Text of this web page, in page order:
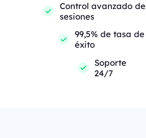
Control avanzado de
sesiones
99,5% de tasa de
éxito
Soporte
24/7